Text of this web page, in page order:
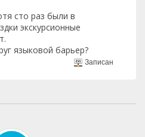
сто раз были в
экскурсионные
языковой барьер?
Записан